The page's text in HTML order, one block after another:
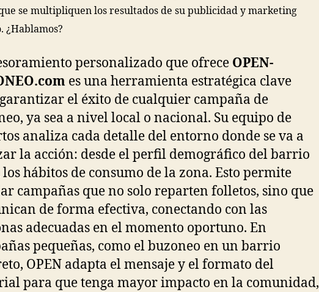
se multipliquen los resultados de su publicidad y marketing
¿Hablamos?
personalizado que ofrece OPEN-
es una herramienta estratégica clave
el éxito de cualquier campaña de
ya sea a nivel local o nacional. Su equipo de
analiza cada detalle del entorno donde se va a
la acción: desde el perfil demográfico del barrio
los hábitos de consumo de la zona. Esto permite
campañas que no solo reparten folletos, sino que
de forma efectiva, conectando con las
adecuadas en el momento oportuno. En
pequeñas, como el buzoneo en un barrio
OPEN adapta el mensaje y el formato del
para que tenga mayor impacto en la comunidad,